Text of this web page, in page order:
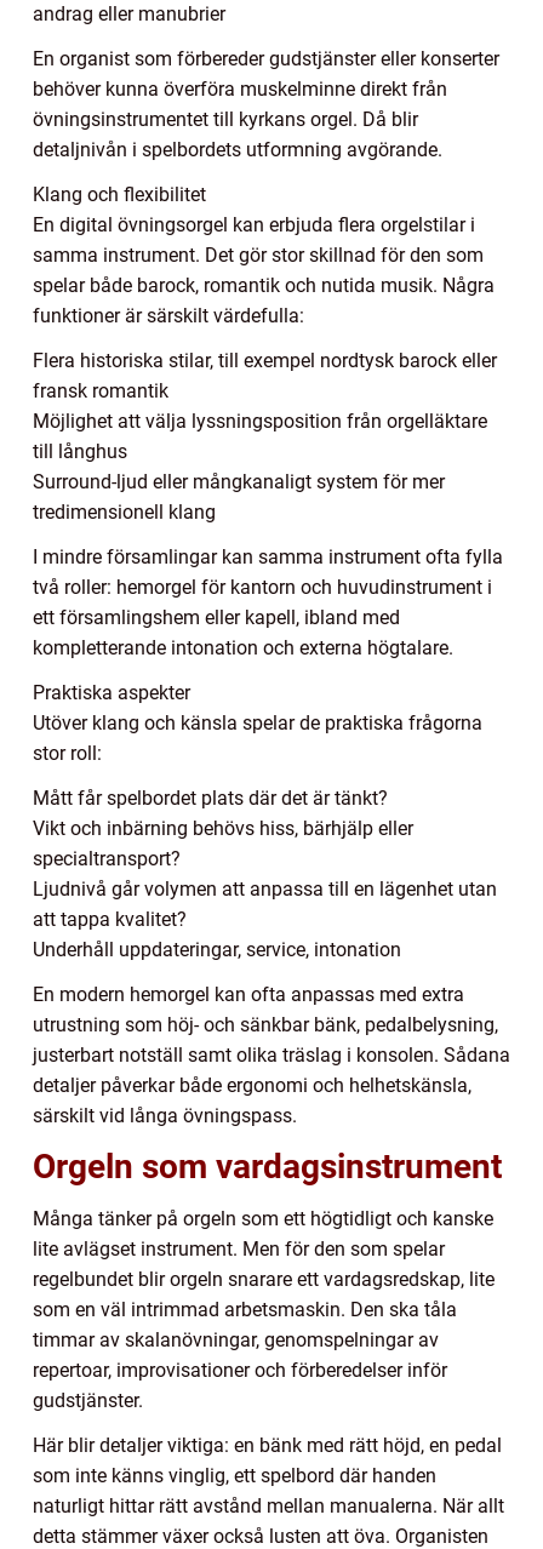
andrag eller manubrier
En organist som förbereder gudstjänster eller konserter
behöver kunna överföra muskelminne direkt från
övningsinstrumentet till kyrkans orgel. Då blir
detaljnivån i spelbordets utformning avgörande.
Klang och flexibilitet
En digital övningsorgel kan erbjuda flera orgelstilar i
samma instrument. Det gör stor skillnad för den som
spelar både barock, romantik och nutida musik. Några
funktioner är särskilt värdefulla:
Flera historiska stilar, till exempel nordtysk barock eller
fransk romantik
Möjlighet att välja lyssningsposition från orgelläktare
till långhus
Surround-ljud eller mångkanaligt system för mer
tredimensionell klang
I mindre församlingar kan samma instrument ofta fylla
två roller: hemorgel för kantorn och huvudinstrument i
ett församlingshem eller kapell, ibland med
kompletterande intonation och externa högtalare.
Praktiska aspekter
Utöver klang och känsla spelar de praktiska frågorna
stor roll:
Mått får spelbordet plats där det är tänkt?
Vikt och inbärning behövs hiss, bärhjälp eller
specialtransport?
Ljudnivå går volymen att anpassa till en lägenhet utan
att tappa kvalitet?
Underhåll uppdateringar, service, intonation
En modern hemorgel kan ofta anpassas med extra
utrustning som höj- och sänkbar bänk, pedalbelysning,
justerbart notställ samt olika träslag i konsolen. Sådana
detaljer påverkar både ergonomi och helhetskänsla,
särskilt vid långa övningspass.
Orgeln som vardagsinstrument
Många tänker på orgeln som ett högtidligt och kanske
lite avlägset instrument. Men för den som spelar
regelbundet blir orgeln snarare ett vardagsredskap, lite
som en väl intrimmad arbetsmaskin. Den ska tåla
timmar av skalanövningar, genomspelningar av
repertoar, improvisationer och förberedelser inför
gudstjänster.
Här blir detaljer viktiga: en bänk med rätt höjd, en pedal
som inte känns vinglig, ett spelbord där handen
naturligt hittar rätt avstånd mellan manualerna. När allt
detta stämmer växer också lusten att öva. Organisten